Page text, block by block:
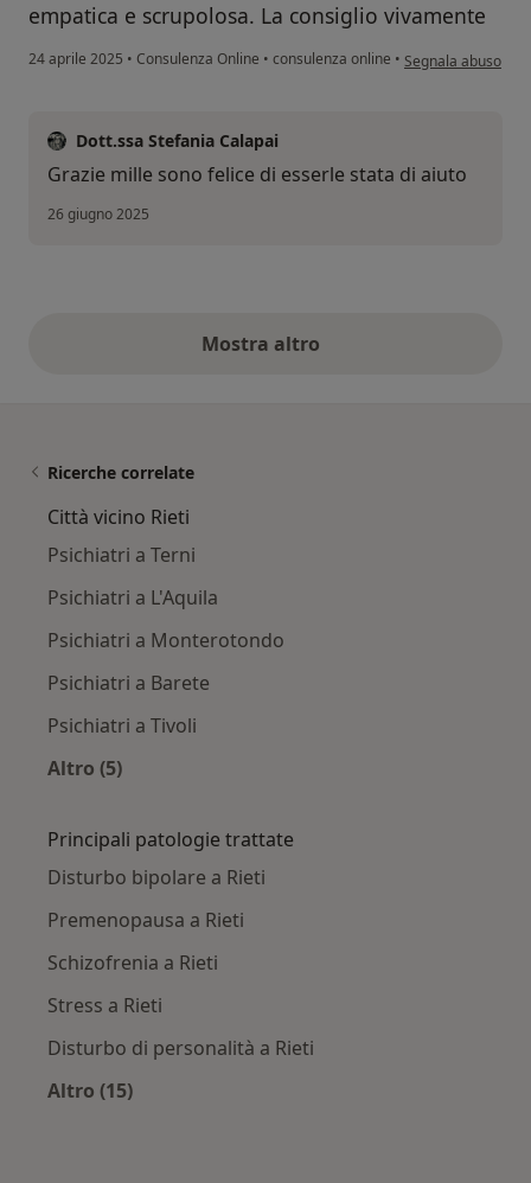
empatica e scrupolosa. La consiglio vivamente
24 aprile 2025 • Consulenza Online • consulenza online • secondo
Segnala abuso
Dott.ssa Stefania Calapai
Grazie mille sono felice di esserle stata di aiuto
26 giugno 2025
Mostra altroopinioni di cui sopra
Ricerche correlate
Città vicino Rieti
Psichiatri a Terni
Psichiatri a L'Aquila
Psichiatri a Monterotondo
Psichiatri a Barete
Psichiatri a Tivoli
Altro (5)
Principali patologie trattate
Disturbo bipolare a Rieti
Premenopausa a Rieti
Schizofrenia a Rieti
Stress a Rieti
Disturbo di personalità a Rieti
Altro (15)